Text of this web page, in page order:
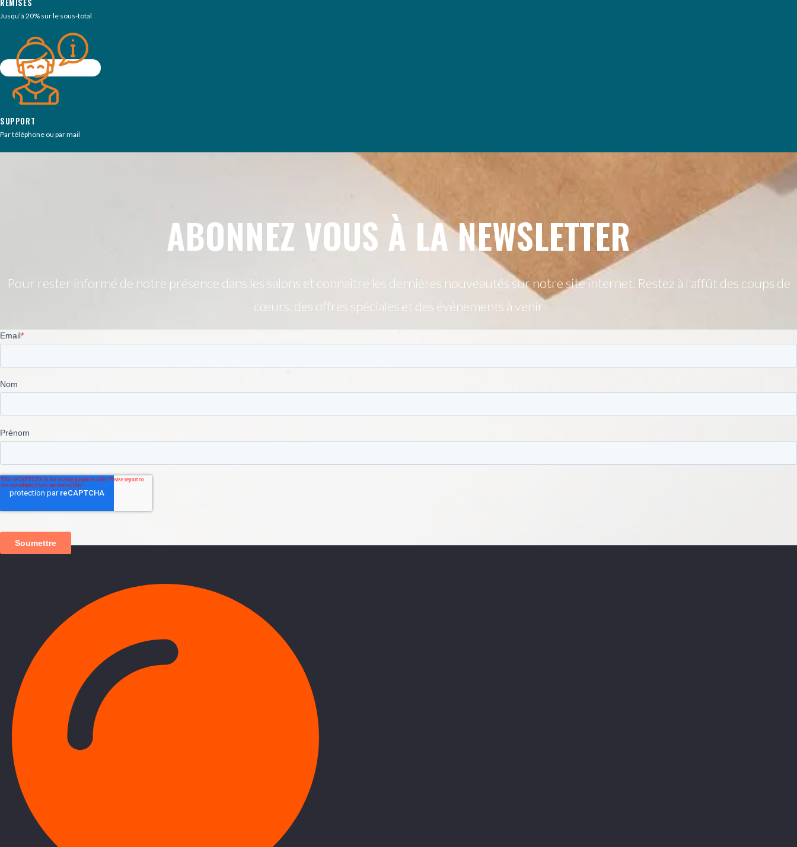
REMISES
Jusqu’à 20% sur le sous-total
SUPPORT
Par téléphone ou par mail
ABONNEZ VOUS À LA NEWSLETTER
Pour rester informé de notre présence dans les salons et connaître les dernières nouveautés sur notre site internet. Restez à l'affût des coups de
cœurs, des offres spéciales et des événements à venir